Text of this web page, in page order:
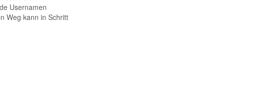
Usernamen
Weg kann in Schritt